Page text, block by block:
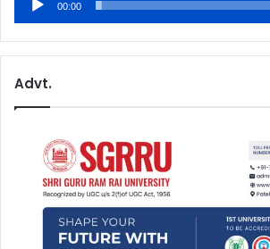
00:00
Advt.